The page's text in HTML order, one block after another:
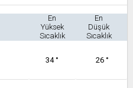
En
Yüksek
Sıcaklık
En
Düşük
Sıcaklık
34 ° 26 °